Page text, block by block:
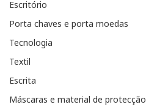
Escritório
Porta chaves e porta moedas
Tecnologia
Textil
Escrita
Máscaras e material de protecção